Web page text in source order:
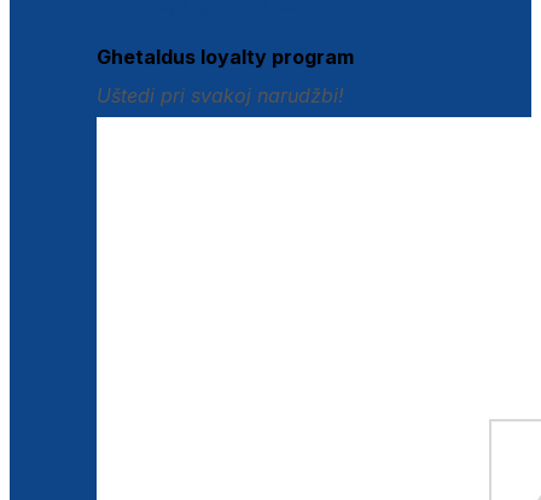
Ghetaldus loyalty program
Uštedi pri svakoj narudžbi!